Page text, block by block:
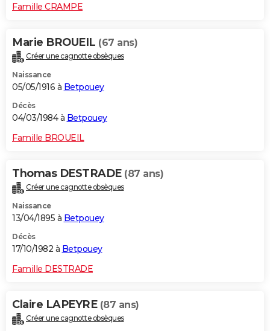
Famille CRAMPE
Marie BROUEIL (67 ans)
Créer une cagnotte obsèques
Naissance
05/05/1916 à Betpouey
Décès
04/03/1984 à Betpouey
Famille BROUEIL
Thomas DESTRADE (87 ans)
Créer une cagnotte obsèques
Naissance
13/04/1895 à Betpouey
Décès
17/10/1982 à Betpouey
Famille DESTRADE
Claire LAPEYRE (87 ans)
Créer une cagnotte obsèques